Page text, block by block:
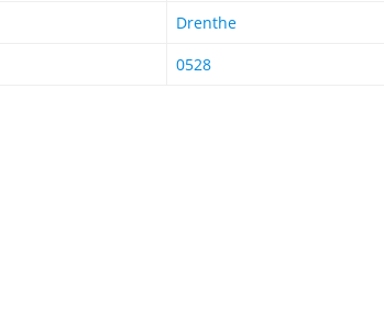
Drenthe
0528